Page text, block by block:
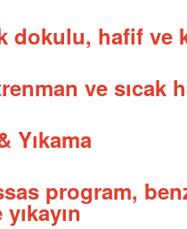
dokulu, hafif ve
ve sıcak
Yıkama
program,